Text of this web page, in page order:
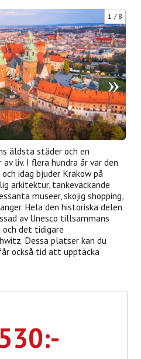
1 8
äldsta städer och en
liv. I flera hundra år var den
idag bjuder Krakow på
arkitektur, tankeväckande
museer, skojig shopping,
Hela den historiska delen
av Unesco tillsammans
det tidigare
Dessa platser kan du
också tid att upptäcka